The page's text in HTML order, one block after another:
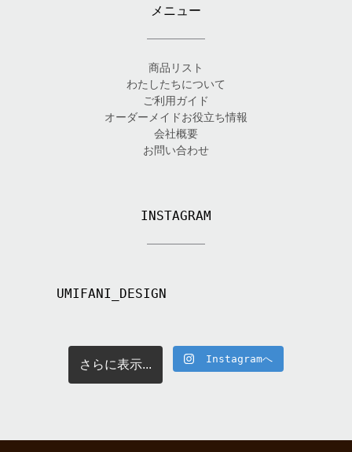
メニュー
商品リスト
わたしたちについて
ご利用ガイド
オーダーメイドお役立ち情報
会社概要
お問い合わせ
INSTAGRAM
UMIFANI_DESIGN
さらに表示... Instagramへ